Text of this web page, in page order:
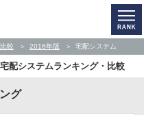
較 2016年版 宅配システム
配システムランキング・比較
グ